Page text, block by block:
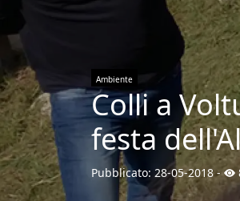
Ambiente
Colli a
festa
Pubblicato: 28-05-2018-